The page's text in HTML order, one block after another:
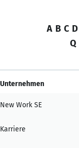
A B C D
Q
Unternehmen
New Work SE
Karriere